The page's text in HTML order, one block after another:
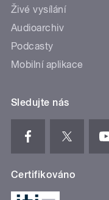
Živé vysílání
Audioarchiv
Podcasty
Mobilní aplikace
Sledujte nás
Certifikováno